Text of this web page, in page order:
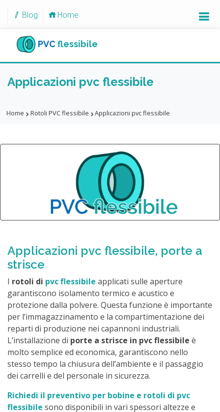
Blog Home
PVCflessibile
Applicazioni pvc flessibile
Home Rotoli PVC flessibile Applicazioni pvc flessibile
Applicazioni pvc flessibile, porte a
strisce
I rotoli di pvc flessibile applicati sulle aperture
garantiscono isolamento termico e acustico e
protezione dalla polvere. Questa funzione è importante
per l’immagazzinamento e la compartimentazione dei
reparti di produzione nei capannoni industriali.
L’installazione di porte a strisce in pvc flessibile è
molto semplice ed economica, garantiscono nello
stesso tempo la chiusura dell’ambiente e il passaggio
dei carrelli e del personale in sicurezza.
Richiedi il preventivo per bobine e rotoli di pvc
flessibile sono disponibili in vari spessori altezze e